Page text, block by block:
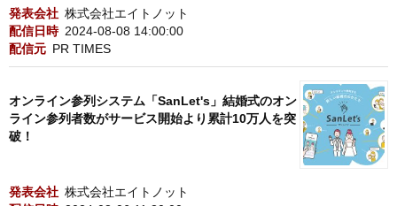
発表会社 株式会社エイトノット
配信日時 2024-08-08 14:00:00
配信元 PR TIMES
オンライン参列システム「SanLet's」結婚式のオン
ライン参列者数がサービス開始より累計10万人を突
破！
発表会社 株式会社エイトノット